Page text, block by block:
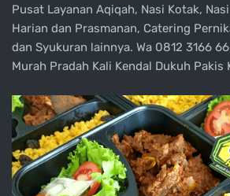
Pusat Layanan Aqiqah, Nasi Kotak,
Harian dan Prasmanan, Catering
dan Syukuran lainnya. Wa 0812 3166
Murah Pradah Kali Kendal Dukuh Pakis